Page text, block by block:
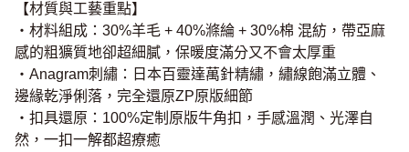
【材質與工藝重點】
・材料組成：30%羊毛 + 40%滌綸 + 30%棉 混紡，帶亞麻
感的粗獷質地卻超細膩，保暖度滿分又不會太厚重
・Anagram刺繡：日本百靈達萬針精繡，繡線飽滿立體、
邊緣乾淨俐落，完全還原ZP原版細節
・扣具還原：100%定制原版牛角扣，手感溫潤、光澤自
然，一扣一解都超療癒